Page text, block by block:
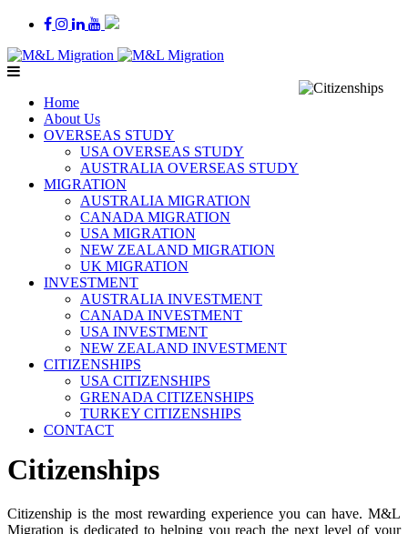
Home
About Us
OVERSEAS STUDY
USA OVERSEAS STUDY
AUSTRALIA OVERSEAS STUDY
MIGRATION
AUSTRALIA MIGRATION
CANADA MIGRATION
USA MIGRATION
NEW ZEALAND MIGRATION
UK MIGRATION
INVESTMENT
AUSTRALIA INVESTMENT
CANADA INVESTMENT
USA INVESTMENT
NEW ZEALAND INVESTMENT
CITIZENSHIPS
USA CITIZENSHIPS
GRENADA CITIZENSHIPS
TURKEY CITIZENSHIPS
CONTACT
Citizenships
Citizenship is the most rewarding experience you can have. M&L
Migration is dedicated to helping you reach the next level of your